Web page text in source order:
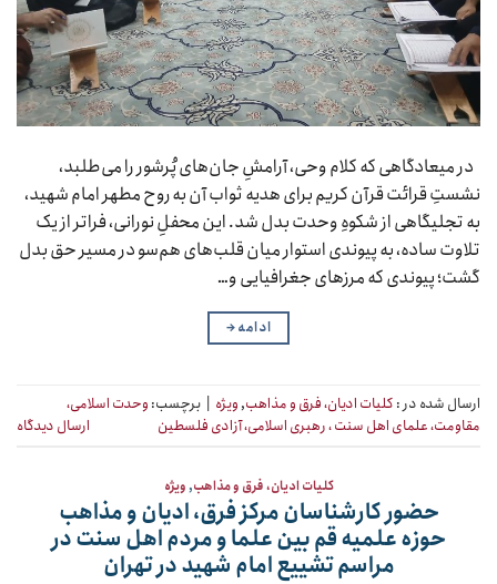
در میعادگاهی که کلام وحی، آرامشِ جان‌های پُرشور را می‌طلبد،
نشستِ قرائت قرآن کریم برای هدیه ثواب آن به روح مطهر امام شهید،
به تجلیگاهی از شکوهِ وحدت بدل شد. این محفلِ نورانی، فراتر از یک
تلاوت ساده، به پیوندی استوار میان قلب‌های هم‌سو در مسیر حق بدل
گشت؛ پیوندی که مرزهای جغرافیایی و…
ادامه→
ارسال شده در : کلیات ادیان، فرق و مذاهب,ویژه برچسب: وحدت اسلامی،
مقاومت، علمای اهل سنت ، رهبری اسلامی، آزادی فلسطین
ارسال دیدگاه
کلیات ادیان، فرق و مذاهب,ویژه
حضور کارشناسان مرکز فرق، ادیان و مذاهب
حوزه علمیه قم بین علما و مردم اهل سنت در
مراسم تشییع امام شهید در تهران